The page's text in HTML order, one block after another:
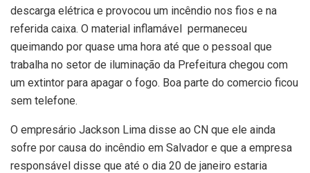
descarga elétrica e provocou um incêndio nos fios e na
referida caixa. O material inflamável permaneceu
queimando por quase uma hora até que o pessoal que
trabalha no setor de iluminação da Prefeitura chegou com
um extintor para apagar o fogo. Boa parte do comercio ficou
sem telefone.
O empresário Jackson Lima disse ao CN que ele ainda
sofre por causa do incêndio em Salvador e que a empresa
responsável disse que até o dia 20 de janeiro estaria